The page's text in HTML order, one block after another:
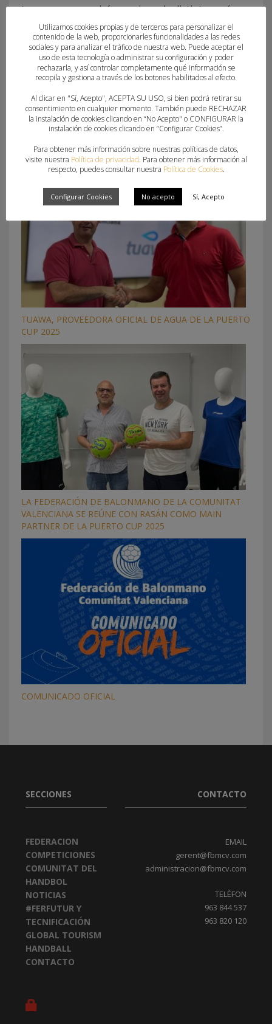
torneo, que reunirá a equipos de distintos países
europeos.
TUAWA, PROVEEDORA OFICIAL DE AGUA DE LA PUERTO
CUP 2025
LA FEDERACIÓN DE BALONMANO DE LA COMUNITAT
VALENCIANA SE REÚNE CON RASÁN COMO MAIN
PARTNER DE LA PUERTO CUP 2025
COMUNICADO OFICIAL
SECCIONES
FEDERACION
COMPETICIONES
COMUNITAT DEL
HANDBOL
NOTICIAS
#FERFUTUR Y
TECNIFICACIÓN
GLOBAL TOURISM
HANDBALL
CONTACTO
CONTACTO
EMAIL
gerent@fbmcv.com
administracion@fbmcv.com
TELÈFON
963 844 537
963 820 120
Utilizamos cookies propias y de terceros para personalizar el
contenido de la web, proporcionarles funcionalidades a las redes
sociales y para analizar el tráfico de nuestra web. Puede aceptar el
uso de esta tecnología o administrar su configuración y poder
rechazarla, y así controlar completamente qué información se
recopila y gestiona a través de los botones habilitados al efecto.
Al clicar en "Sí, Acepto", ACEPTA SU USO, si bien podrá retirar su
consentimiento en cualquier momento. También puede RECHAZAR
la instalación de cookies clicando en “No Acepto" o CONFIGURAR la
instalación de cookies clicando en “Configurar Cookies”.
Para obtener más información sobre nuestras políticas de datos,
visite nuestra Política de privacidad. Para obtener más información al
respecto, puedes consultar nuestra Política de Cookies.
Configurar Cookies No acepto Sí, Acepto